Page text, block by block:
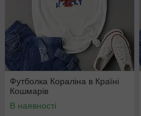
Футболка Кораліна в Країні
Кошмарів
В наявності